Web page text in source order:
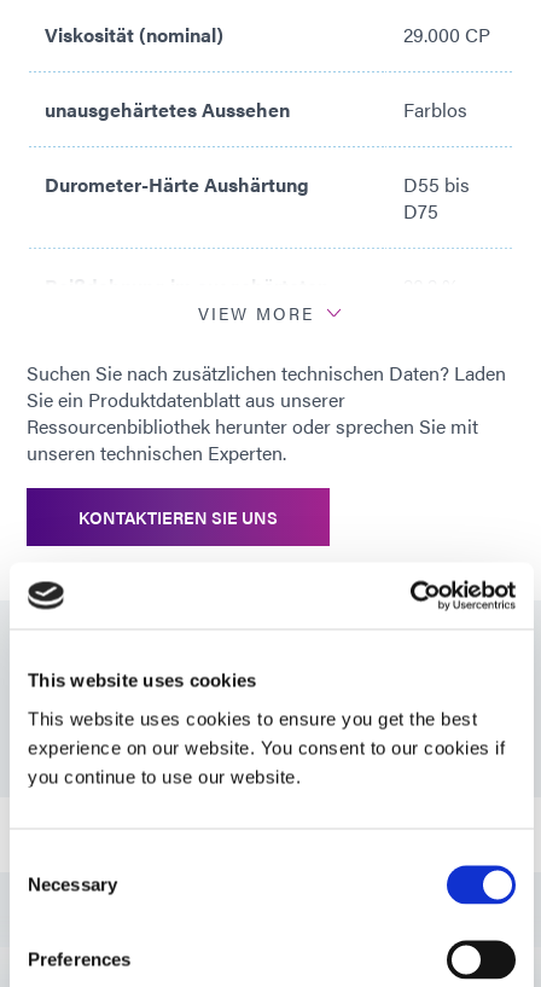
This website uses cookies
This website uses cookies to ensure you get the best
experience on our website. You consent to our cookies if
you continue to use our website.
Selection
Necessary
Preferences
Viskosität (nominal) 29.000 CP
unausgehärtetes Aussehen Farblos
Durometer-Härte Aushärtung
D55 bis
D75
Reißdehnung im ausgehärteten
Ausgehärtete lineare Schrumpfung 0,85 %
Empfohlene Untergründe
VIEW MORE
Suchen Sie nach zusätzlichen technischen Daten? Laden
Sie ein Produktdatenblatt aus unserer
Ressourcenbibliothek herunter oder sprechen Sie mit
unseren technischen Experten.
KONTAKTIEREN SIE UNS
Ressourcen
PDS: 9210-W
Bulletin: Tragbare Unterhaltungselektronik (Asien|EN)